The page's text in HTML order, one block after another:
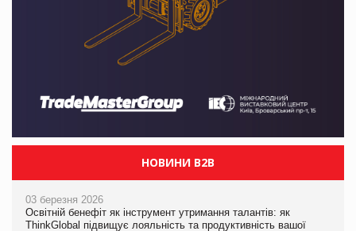
НОВИНИ B2B
03 березня 2026
Освітній бенефіт як інструмент утримання талантів: як
ThinkGlobal підвищує лояльність та продуктивність вашої